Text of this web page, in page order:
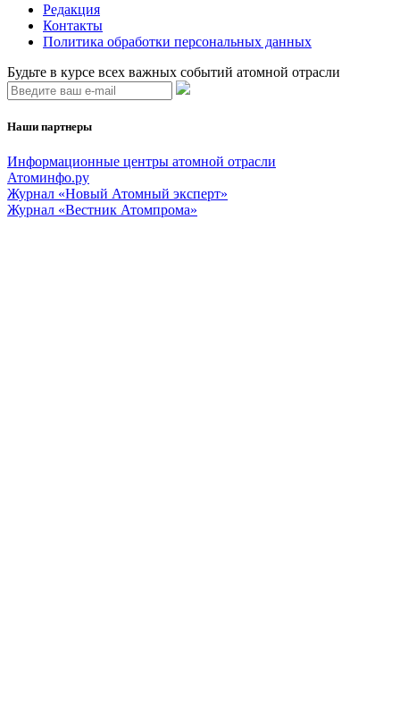
Редакция
Контакты
Политика обработки персональных данных
Будьте в курсе всех важных событий атомной отрасли
Наши партнеры
Информационные центры атомной отрасли
Атоминфо.ру
Журнал «Новый Атомный эксперт»
Журнал «Вестник Атомпрома»